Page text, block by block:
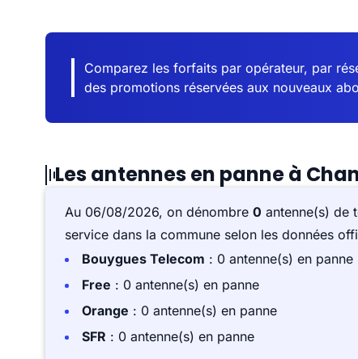
Comparez les forfaits par opérateur, par
des promotions réservées aux nouveaux
Les antennes en panne à
Au 06/08/2026, on dénombre 0 antenne(s) de
service dans la commune selon les données
Bouygues Telecom : 0 antenne(s) en panne
Free : 0 antenne(s) en panne
Orange : 0 antenne(s) en panne
SFR : 0 antenne(s) en panne